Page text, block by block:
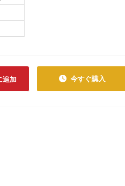
追加 今すぐ購入